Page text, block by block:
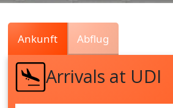
Ankunft Abflug
Arrivals at UDI